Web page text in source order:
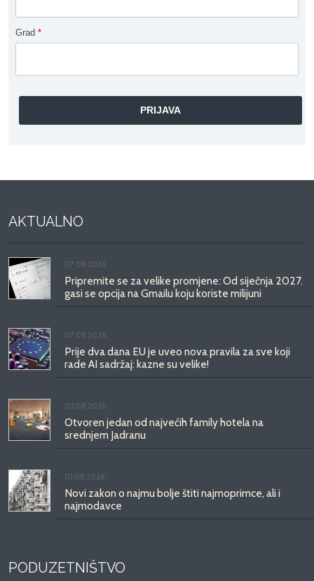
Grad *
AKTUALNO
07.08.2026.
Pripremite se za velike promjene: Od siječnja 2027.
gasi se opcija na Gmailu koju koriste milijuni
07.08.2026.
Prije dva dana EU je uveo nova pravila za sve koji
rade AI sadržaj: kazne su velike!
03.08.2026.
Otvoren jedan od najvećih family hotela na
srednjem Jadranu
01.08.2026.
Novi zakon o najmu bolje štiti najmoprimce, ali i
najmodavce
PODUZETNIŠTVO